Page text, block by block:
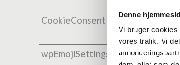
Denne
Vi bruger
vores trafik. Vi
CookieConsent
wpEmojiSettingsSupports